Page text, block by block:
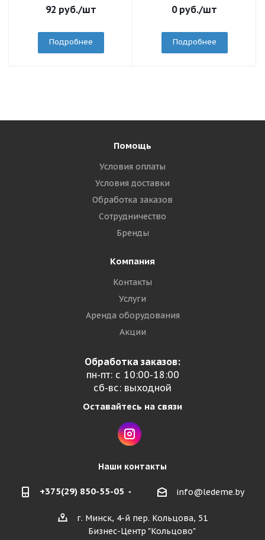
92 руб./шт
Подробнее
0руб./шт
Подробнее
Помощь
Условия оплаты
Условия доставки
Обработка заказов
Сотрудничество
Бренды
Компания
Контакты
Услуги
Аренда оборудования
Акции
Обработка заказов:
пн-пт: с 10:00-18:00
сб-вс: выходной
Оставайтесь на связи
Наши контакты
+375(29) 850-55-05 info@ledeme.by
г. Минск, 4-й пер. Кольцова, 51
Бизнес-Центр "Кольцово"